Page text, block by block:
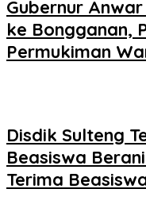
Gubernur
ke Bongganan,
Permukiman
Disdik Sulteng
Beasiswa
Terima